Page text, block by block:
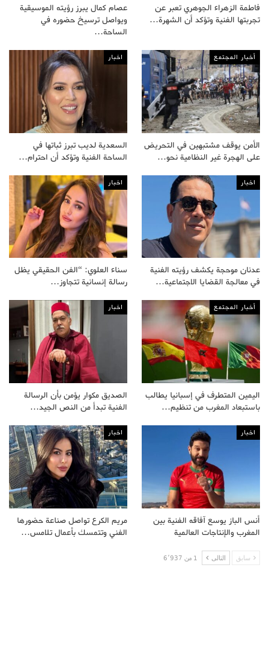
فاطمة الزهراء الجوهري تعبر عن
تجربتها الفنية وتؤكد أن الشهرة…
عصام كمال يبرز رؤيته الموسيقية
ويواصل ترسيخ حضوره في
الساحة…
أخبار المجتمع
الأمن يوقف مشتبهين في التحريض
على الهجرة غير النظامية نحو…
اخبار
السعدية لديب تبرز ثباتها في
الساحة الفنية وتؤكد أن احترام…
اخبار
عدنان موحجة يكشف رؤيته الفنية
في معالجة القضايا الاجتماعية…
اخبار
سناء العلوي: “الفن الحقيقي يظل
رسالة إنسانية تتجاوز…
أخبار المجتمع
اليمين المتطرف في إسبانيا يطالب
باستبعاد المغرب من تنظيم…
اخبار
الصديق مكوار يؤمن بأن الرسالة
الفنية تبدأ من النص الجيد…
اخبار
أنس الباز يوسع آفاقه الفنية بين
المغرب والإنتاجات العالمية
اخبار
مريم الكرع تواصل صناعة حضورها
الفني وتتمسك بأعمال تلامس…
سابق التالى 1 من 6٬937